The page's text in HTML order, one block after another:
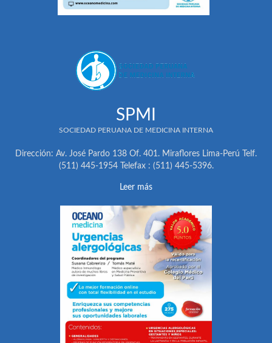
SPMI
SOCIEDAD PERUANA DE MEDICINA INTERNA
Dirección: Av. José Pardo 138 Of. 401. Miraflores Lima-Perú Telf.
(511) 445-1954 Telefax : (511) 445-5396.
Leer más